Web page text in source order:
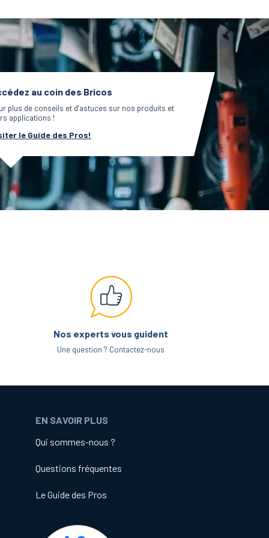
au coin des Bricos
plus de conseils et d’astuces sur nos produits et
applications !
le Guide des Pros!
Nos experts vous guident
Une question ? Contactez-nous
EN SAVOIR PLUS
Qui sommes-nous ?
Questions fréquentes
Le Guide des Pros